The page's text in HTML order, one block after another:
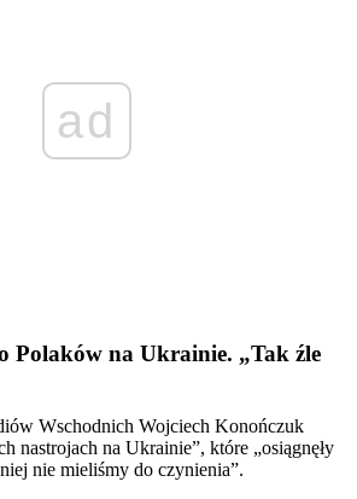
ad
Polaków na Ukrainie. „Tak źle
Wschodnich Wojciech Konończuk
nastrojach na Ukrainie”, które „osiągnęły
nie mieliśmy do czynienia”.